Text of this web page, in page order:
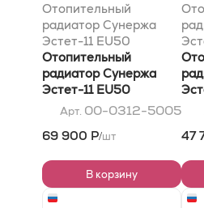
Отопительный
радиатор Сунержа
Эстет-11 EU50
500х225 5 секций,
Без покрытия
Отопительный
радиатор Сунержа
Эстет-11 EU50
500х225 5 секций,
Без покрытия
Арт. 00-0312-5005
69 900 Р/шт
В корзину
47